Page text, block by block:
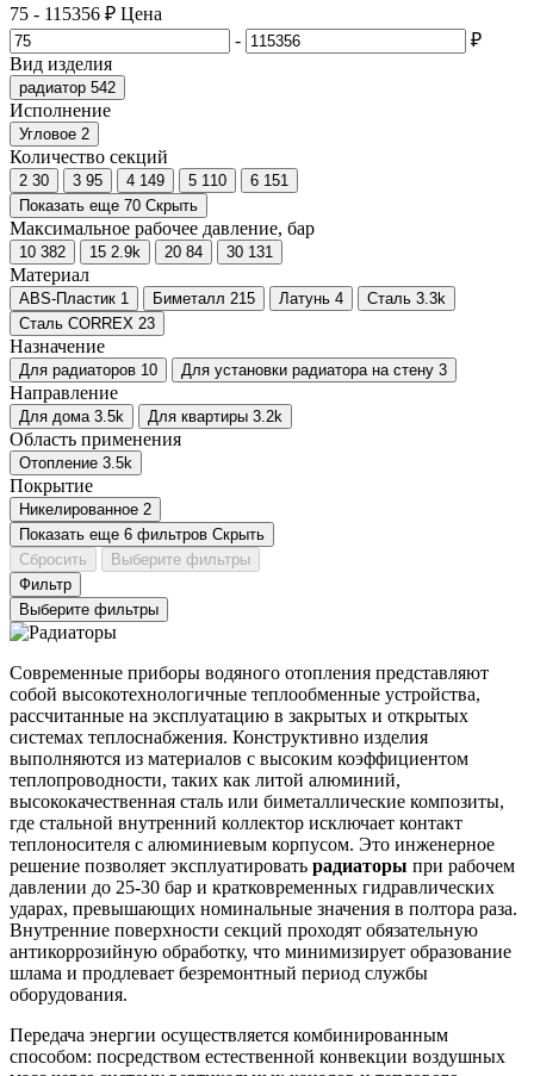
75 - 115356 ₽ Цена
-
₽
Вид изделия
радиатор 542
Исполнение
Угловое 2
Количество секций
2 30 3 95 4 149 5 110 6 151
Показать еще 70 Скрыть
Максимальное рабочее давление, бар
10 382 15 2.9k 20 84 30 131
Материал
ABS-Пластик 1 Биметалл 215 Латунь 4 Сталь 3.3k
Сталь CORREX 23
Назначение
Для радиаторов 10 Для установки радиатора на стену 3
Направление
Для дома 3.5k Для квартиры 3.2k
Область применения
Отопление 3.5k
Покрытие
Никелированное 2
Показать еще 6 фильтров Скрыть
Сбросить
Выберите фильтры
Фильтр
Выберите фильтры
Современные приборы водяного отопления представляют
собой высокотехнологичные теплообменные устройства,
рассчитанные на эксплуатацию в закрытых и открытых
системах теплоснабжения. Конструктивно изделия
выполняются из материалов с высоким коэффициентом
теплопроводности, таких как литой алюминий,
высококачественная сталь или биметаллические композиты,
где стальной внутренний коллектор исключает контакт
теплоносителя с алюминиевым корпусом. Это инженерное
решение позволяет эксплуатировать радиаторы при рабочем
давлении до 25-30 бар и кратковременных гидравлических
ударах, превышающих номинальные значения в полтора раза.
Внутренние поверхности секций проходят обязательную
антикоррозийную обработку, что минимизирует образование
шлама и продлевает безремонтный период службы
оборудования.
Передача энергии осуществляется комбинированным
способом: посредством естественной конвекции воздушных